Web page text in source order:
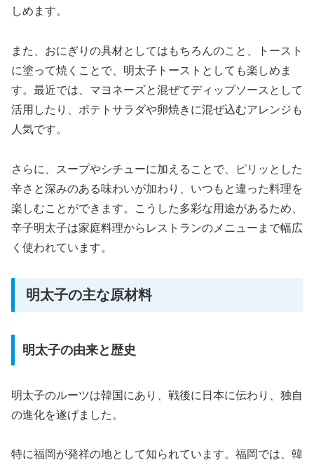
しめます。
また、おにぎりの具材としてはもちろんのこと、トースト
に塗って焼くことで、明太子トーストとしても楽しめま
す。最近では、マヨネーズと混ぜてディップソースとして
活用したり、ポテトサラダや卵焼きに混ぜ込むアレンジも
人気です。
さらに、スープやシチューに加えることで、ピリッとした
辛さと深みのある味わいが加わり、いつもと違った料理を
楽しむことができます。こうした多彩な用途があるため、
辛子明太子は家庭料理からレストランのメニューまで幅広
く使われています。
明太子の主な原材料
明太子の由来と歴史
明太子のルーツは韓国にあり、戦後に日本に伝わり、独自
の進化を遂げました。
特に福岡が発祥の地として知られています。福岡では、韓